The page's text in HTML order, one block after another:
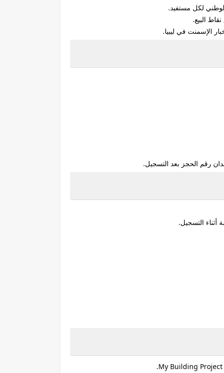
لكل مستفيد.
البيع.
الإسمنت في ليبيا.
رقم الحجز بعد التسجيل.
أثناء التسجيل.
My Building Project
.